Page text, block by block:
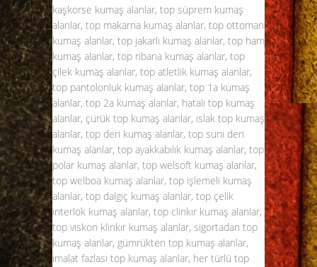
kaşkorse kumaş alanlar, top süprem kumaş
alanlar, top makarna kumaş alanlar, top ottoman
kumaş alanlar, top jakarlı kumaş alanlar, top ham
kumaş alanlar, top ribana kumaş alanlar, top
çilek kumaş alanlar, top atletlik kumaş alanlar,
top pantolonluk kumaş alanlar, top 1a kumaş
alanlar, top 2a kumaş alanlar, hatalı top kumaş
alanlar, çürük top kumaş alanlar, ıslak top kumaş
alanlar, top deri kumaş alanlar, top suni deri
kumaş alanlar, top ayakkabılık kumaş alanlar, top
polar kumaş alanlar, top welsoft kumaş alanlar,
top welboa kumaş alanlar, top işlemeli kumaş
alanlar, top dalgıç kumaş alanlar, top çelik
interlok kumaş alanlar, top clinkır kumaş alanlar,
top viskon klinkır kumaş alanlar, sigortadan top
kumaş alanlar, gümrükten top kumaş alanlar,
imalat fazlası top kumaş alanlar, her türlü top